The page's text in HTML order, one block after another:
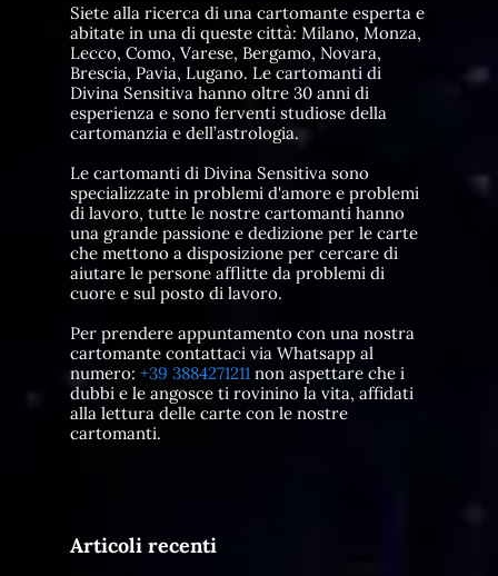
Siete alla ricerca di una cartomante esperta e
abitate in una di queste città: Milano, Monza,
Lecco, Como, Varese, Bergamo, Novara,
Brescia, Pavia, Lugano. Le cartomanti di
Divina Sensitiva hanno oltre 30 anni di
esperienza e sono ferventi studiose della
cartomanzia e dell’astrologia.
Le cartomanti di Divina Sensitiva sono
specializzate in problemi d'amore e problemi
di lavoro, tutte le nostre cartomanti hanno
una grande passione e dedizione per le carte
che mettono a disposizione per cercare di
aiutare le persone afflitte da problemi di
cuore e sul posto di lavoro.
Per prendere appuntamento con una nostra
cartomante contattaci via Whatsapp al
numero: +39 3884271211 non aspettare che i
dubbi e le angosce ti rovinino la vita, affidati
alla lettura delle carte con le nostre
cartomanti.
Articoli recenti